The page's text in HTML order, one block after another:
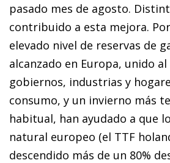
pasado mes de agosto.
contribuido a esta mejora.
elevado nivel de reservas de
alcanzado en Europa, unido
gobiernos, industrias y
consumo, y un invierno más
habitual, han ayudado a que
natural europeo (el TTF
descendido más de un 80%